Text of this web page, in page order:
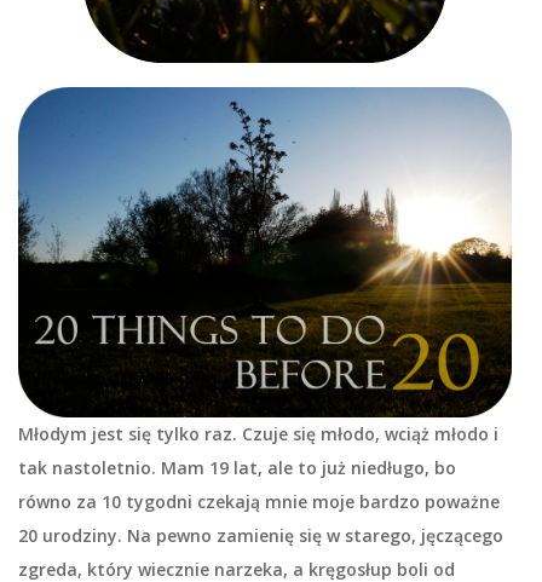
Młodym jest się tylko raz. Czuje się młodo, wciąż młodo i
tak nastoletnio. Mam 19 lat, ale to już niedługo, bo
równo za 10 tygodni czekają mnie moje bardzo poważne
20 urodziny. Na pewno zamienię się w starego, jęczącego
zgreda, który wiecznie narzeka, a kręgosłup boli od